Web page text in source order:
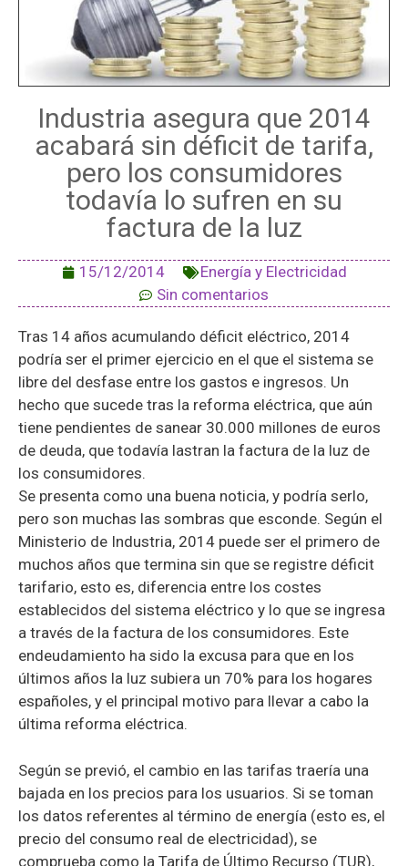
Industria asegura que 2014
acabará sin déficit de tarifa,
pero los consumidores
todavía lo sufren en su
factura de la luz
15/12/2014
Energía y Electricidad
Sin comentarios
Tras 14 años acumulando déficit eléctrico, 2014
podría ser el primer ejercicio en el que el sistema se
libre del desfase entre los gastos e ingresos. Un
hecho que sucede tras la reforma eléctrica, que aún
tiene pendientes de sanear 30.000 millones de euros
de deuda, que todavía lastran la factura de la luz de
los consumidores.
Se presenta como una buena noticia, y podría serlo,
pero son muchas las sombras que esconde. Según el
Ministerio de Industria, 2014 puede ser el primero de
muchos años que termina sin que se registre déficit
tarifario, esto es, diferencia entre los costes
establecidos del sistema eléctrico y lo que se ingresa
a través de la factura de los consumidores. Este
endeudamiento ha sido la excusa para que en los
últimos años la luz subiera un 70% para los hogares
españoles, y el principal motivo para llevar a cabo la
última reforma eléctrica.
Según se previó, el cambio en las tarifas traería una
bajada en los precios para los usuarios. Si se toman
los datos referentes al término de energía (esto es, el
precio del consumo real de electricidad), se
comprueba como la Tarifa de Último Recurso (TUR),